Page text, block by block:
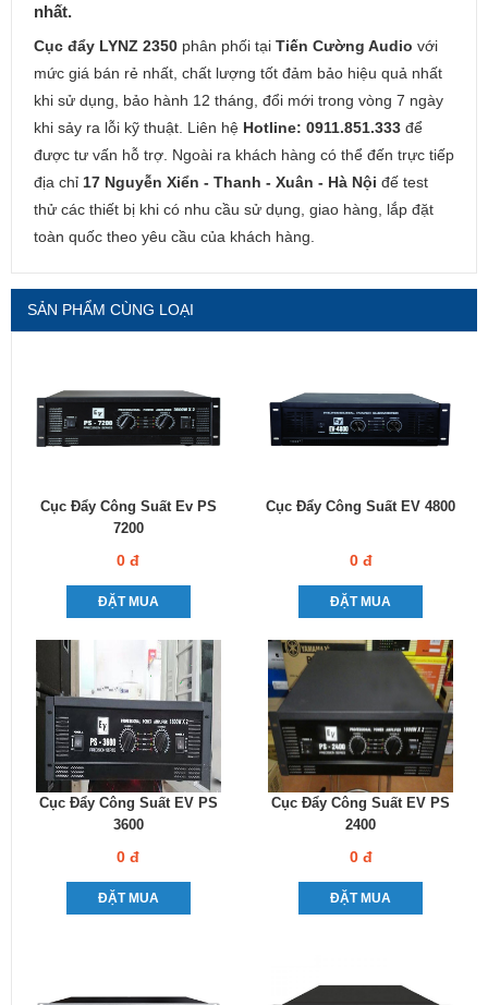
nhất.
Cục đẩy LYNZ 2350 phân phối tại Tiến Cường Audio với
mức giá bán rẻ nhất, chất lượng tốt đảm bảo hiệu quả nhất
khi sử dụng, bảo hành 12 tháng, đổi mới trong vòng 7 ngày
khi sảy ra lỗi kỹ thuật. Liên hệ Hotline: 0911.851.333 để
được tư vấn hỗ trợ. Ngoài ra khách hàng có thể đến trực tiếp
địa chỉ 17 Nguyễn Xiển - Thanh - Xuân - Hà Nội đế test
thử các thiết bị khi có nhu cầu sử dụng, giao hàng, lắp đặt
toàn quốc theo yêu cầu của khách hàng.
SẢN PHẨM CÙNG LOẠI
Cục Đẩy Công Suất Ev PS
7200
0 đ
ĐẶT MUA
Cục Đẩy Công Suất EV 4800
0 đ
ĐẶT MUA
Cục Đẩy Công Suất EV PS
3600
0 đ
ĐẶT MUA
Cục Đẩy Công Suất EV PS
2400
0 đ
ĐẶT MUA